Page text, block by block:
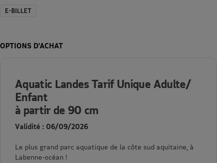
E-BILLET
OPTIONS D’ACHAT
Aquatic Landes Tarif Unique Adulte/
Enfant
à partir de 90 cm
Validité : 06/09/2026
Le plus grand parc aquatique de la côte sud aquitaine, à
Labenne-océan !